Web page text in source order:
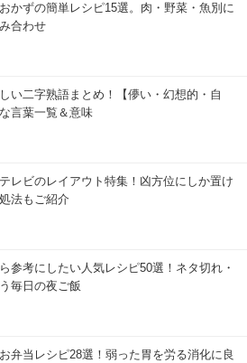
かずの簡単レシピ15選。肉・野菜・魚別に
合わせ
しい二字熟語まとめ！【儚い・幻想的・自
言葉一覧＆意味
レビのレイアウト特集！凶方位にしか置け
法もご紹介
参考にしたい人気レシピ50選！ネタ切れ・
毎日の夜ご飯
弁当レシピ28選！弱った胃を労る消化に良